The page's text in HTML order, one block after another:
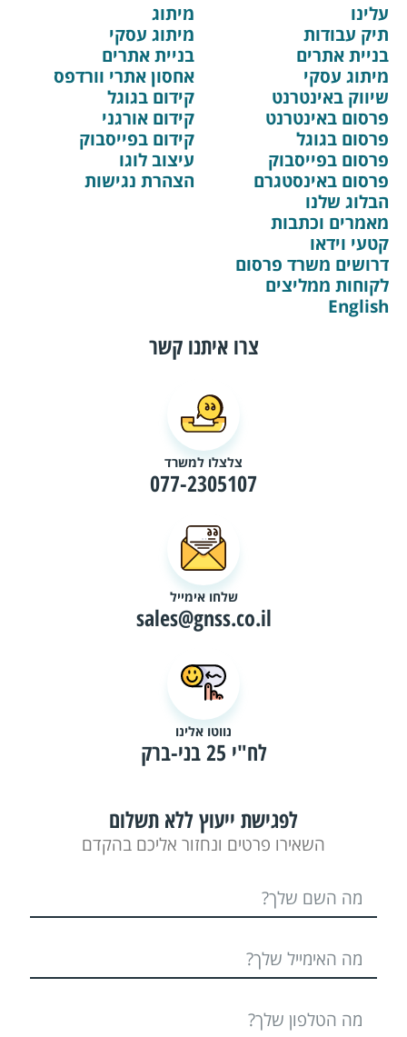
עלינו
תיק עבודות
בניית אתרים
מיתוג עסקי
שיווק באינטרנט
פרסום באינטרנט
פרסום בגוגל
פרסום בפייסבוק
פרסום באינסטגרם
הבלוג שלנו
מאמרים וכתבות
קטעי וידאו
דרושים משרד פרסום
לקוחות ממליצים
English
מיתוג
מיתוג עסקי
בניית אתרים
אחסון אתרי וורדפס
קידום בגוגל
קידום אורגני
קידום בפייסבוק
עיצוב לוגו
הצהרת נגישות
צרו איתנו קשר
צלצלו למשרד
077-2305107
שלחו אימייל
sales@gnss.co.il
נווטו אלינו
לח"י 25 בני-ברק
לפגישת ייעוץ ללא תשלום
השאירו פרטים ונחזור אליכם בהקדם